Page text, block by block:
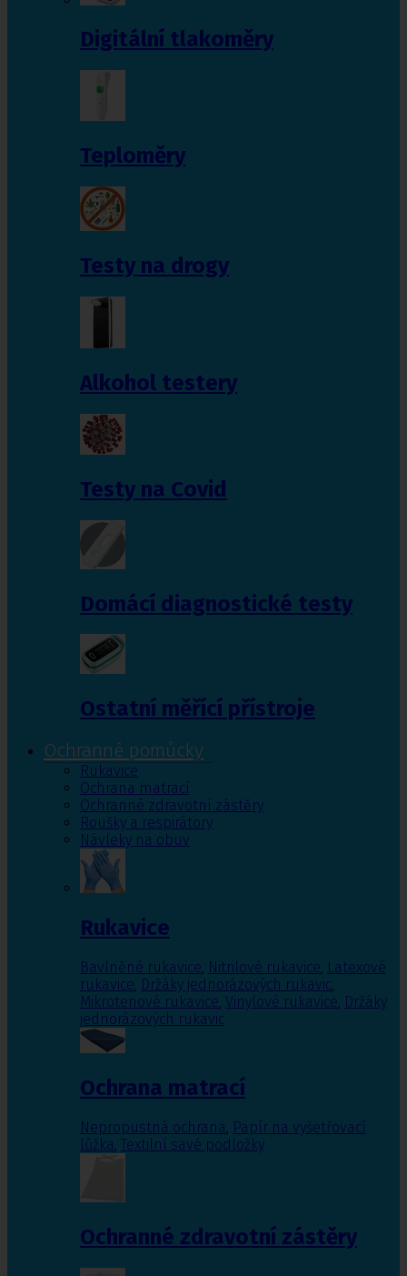
Digitální tlakoměry
Teploměry
Testy na drogy
Alkohol testery
Testy na Covid
Domácí diagnostické testy
Ostatní měřící přístroje
Ochranné pomůcky
Rukavice
Ochrana matrací
Ochranné zdravotní zástěry
Roušky a respirátory
Návleky na obuv
Rukavice
Bavlněné rukavice, Nitrilové rukavice, Latexové
rukavice, Držáky jednorázových rukavic,
Mikrotenové rukavice, Vinylové rukavice, Držáky
jednorázových rukavic
Ochrana matrací
Nepropustná ochrana, Papír na vyšetřovací
lůžka, Textilní savé podložky
Ochranné zdravotní zástěry